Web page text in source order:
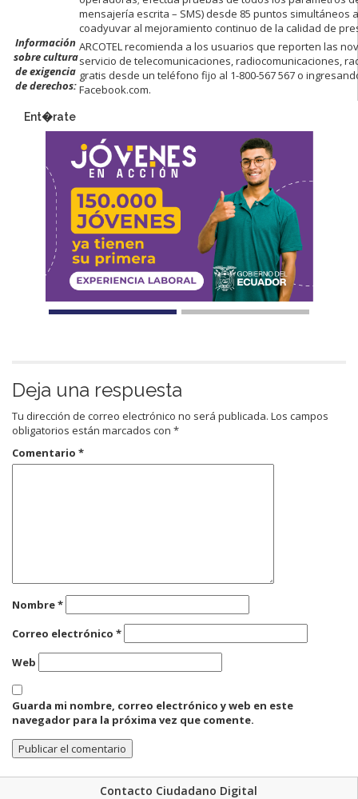
mensajería escrita – SMS) desde 85 puntos simultáneos
coadyuvar al mejoramiento continuo de la calidad de
Información
sobre cultura
de exigencia
de derechos:
ARCOTEL recomienda a los usuarios que reporten las
servicio de telecomunicaciones, radiocomunicaciones,
gratis desde un teléfono fijo al 1-800-567 567 o
Facebook.com.
Ent�rate
Deja una respuesta
Tu dirección de correo electrónico no será publicada. Los campos
obligatorios están marcados con *
Comentario *
Nombre*
Correo electrónico *
Web
Guarda mi nombre, correo electrónico y web en este
navegador para la próxima vez que comente.
Contacto Ciudadano Digital